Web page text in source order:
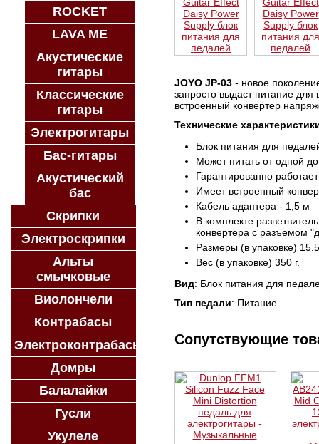
JOYO JP-03 - новое
запросто выдаст питание
встроенный конвертер
Технические
Блок питания для
Может питать от одной
Гарантированно
Имеет встроенный
Кабель адаптера - 1,5 м
В комплекте
конвертера с разъемом
Размеры (в упаковке)
Вес (в упаковке) 350 г.
Вид: Блок питания для
Тип педали: Питание
Сопутствующие
ROCKET
LAVA ME
Акустические
гитары
Классические
гитары
Электрогитары
Бас-гитары
Акустический
бас
Скрипки
Электроскрипки
Альты
смычковые
Виолончели
Контрабасы
Электроконтрабасы
Домры
Балалайки
Гусли
Укулеле